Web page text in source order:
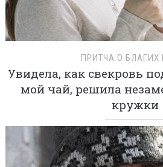
ПРИТЧА О БЛАГИХ
Увидела, как свекровь
мой чай, решила
кружки